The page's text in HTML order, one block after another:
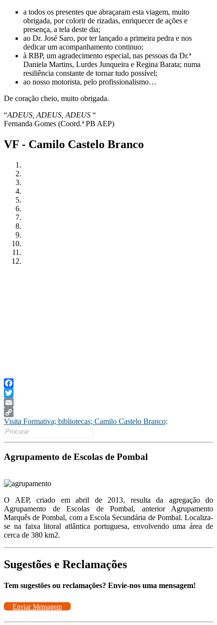
a todos os presentes que abraçaram esta viagem, muito
obrigada, por colorir de rizadas, enriquecer de ações e
presença, a tela deste dia;
ao Dr. José Saro, por ter lançado a primeira pedra e nos
dedicar um acompanhamento continuo;
à RBP, um agradecimento especial, nas pessoas da Dr.ª
Daniela Martins, Lurdes Junqueira e Regina Barata; numa
resiliência constante de tornar tudo possível;
ao nosso motorista, pelo profissionalismo…
De coração cheio, muito obrigada.
“ADEUS, ADEUS, ADEUS “
Fernanda Gomes (Coord.ª PB AEP)
VF - Camilo Castelo Branco
Facebook
Twitter
Email
Copy
Link
Visita Formativa; bibliotecas; Camilo Castelo Branco;
Search
Agrupamento de Escolas de Pombal
O AEP, criado em abril de 2013, resulta da agregação do
Agrupamento de Escolas de Pombal, anterior Agrupamento
Marquês de Pombal, com a Escola Secundária de Pombal. Localiza-
se na faixa litoral atlântica portuguesa, envolvendo uma área de
cerca de 380 km2.
Sugestões e Reclamações
Tem sugestões ou reclamações? Envie-nos uma mensagem!
Enviar Mensagem